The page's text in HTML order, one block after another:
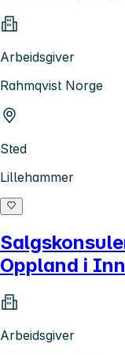
Arbeidsgiver
Rahmqvist Norge
Sted
Lillehammer
Oppland i
Arbeidsgiver